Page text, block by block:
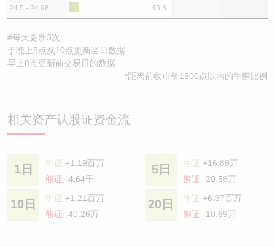
24.5 - 24.98 45.3
#每天更新3次:
于晚上8点及10点更新当日数据
早上8点更新前交易日的数据
*距离前收巿价1500点以内的牛熊比例
相关资产认股证资金流
1日 牛证 +1.19百万
熊证 -4.64千
5日 牛证 +16.89万
熊证 -20.58万
10日 牛证 +1.21百万
熊证 -40.26万
20日 牛证 +6.37百万
熊证 -10.69万